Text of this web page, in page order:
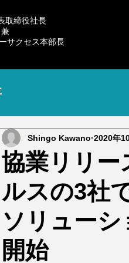
取締役社長
サクセス本部長
協業リリー
ルスの3社
ソリュー
開始
Shingo Kawano 2020年